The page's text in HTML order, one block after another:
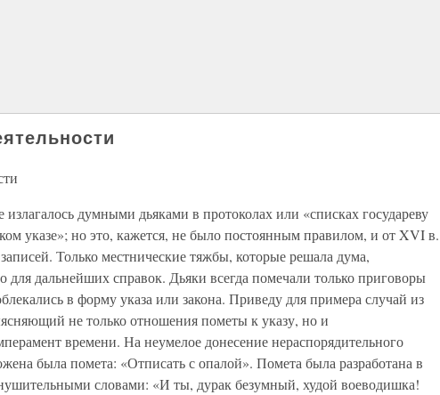
думными дьяками в протоколах или «списках государеву
указе»; но это, кажется, не было постоянным правилом, и от XVI в.
Только местнические тяжбы, которые решала дума,
для дальнейших справок. Дьяки всегда помечали только приговоры
в форму указа или закона. Приведу для примера случай из
не только отношения пометы к указу, но и
времени. На неумелое донесение нераспорядительного
была помета: «Отписать с опалой». Помета была разработана в
словами: «И ты, дурак безумный, худой воеводишка!